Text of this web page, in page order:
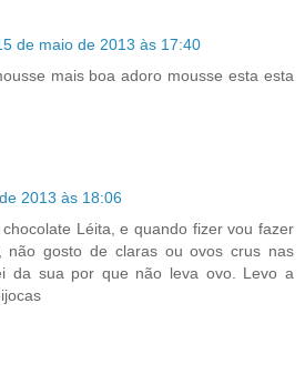
de maio de 2013 às 17:40
mais boa adoro mousse esta esta
2013 às 18:06
Léita, e quando fizer vou fazer
não gosto de claras ou ovos crus nas
da sua por que não leva ovo. Levo a